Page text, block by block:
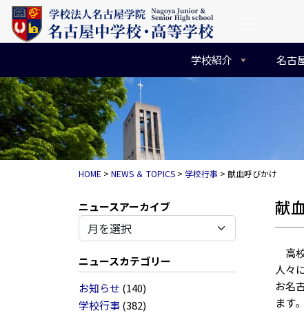
コンテンツへスキップ
メインナビゲーション
学校紹介 名古
HOME > NEWS ＆ TOPICS > 学校行事 > 献血呼びかけ
アーカイブ
ニュースカテゴリー
お知らせ (140)
学校行事(382)
献
高
人々
お名
ます。